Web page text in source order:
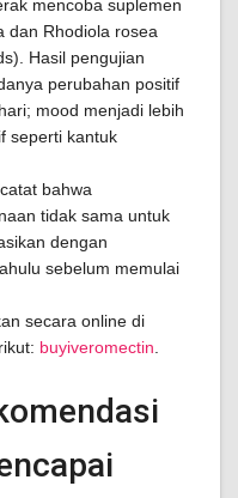
mencoba suplemen
dan Rhodiola rosea
Hasil pengujian
perubahan positif
mood menjadi lebih
seperti kantuk
bahwa
tidak sama untuk
dengan
sebelum memulai
secara online di
buyiveromectin